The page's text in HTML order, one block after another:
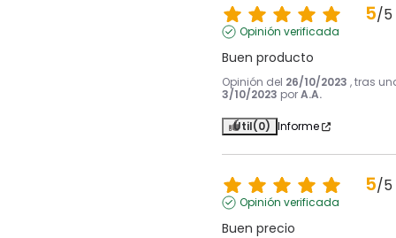
5/5
Opinión verificada
Buen producto
Opinión del 26/10/2023 , tras
3/10/2023 porA.A.
Útil(0) Informe
5/5
Opinión verificada
Buen precio